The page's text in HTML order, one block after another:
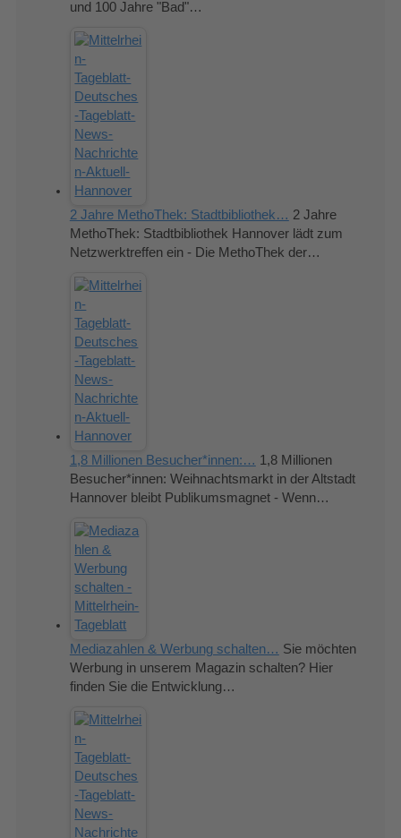
und 100 Jahre "Bad"…
2 Jahre MethoThek: Stadtbibliothek… 2 Jahre
MethoThek: Stadtbibliothek Hannover lädt zum
Netzwerktreffen ein - Die MethoThek der…
1,8 Millionen Besucher*innen:… 1,8 Millionen
Besucher*innen: Weihnachtsmarkt in der Altstadt
Hannover bleibt Publikumsmagnet - Wenn…
Mediazahlen & Werbung schalten… Sie möchten
Werbung in unserem Magazin schalten? Hier
finden Sie die Entwicklung…